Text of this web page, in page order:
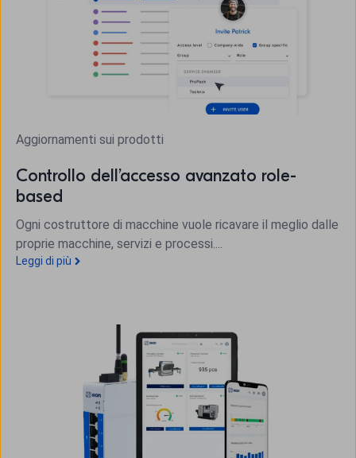
Aggiornamenti sui prodotti
Controllo dell’accesso avanzato role-
based
Ogni costruttore di macchine vuole ricavare il meglio dalle
proprie macchine, servizi e processi....
Leggi di più